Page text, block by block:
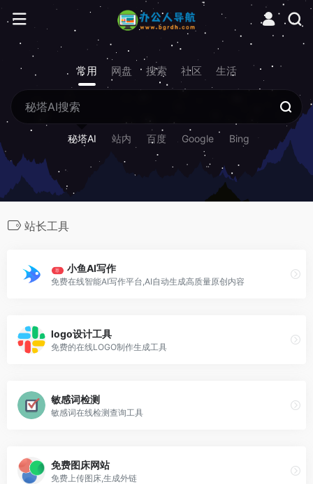
常用 网盘 搜索 社区 生活
秘塔AI 站内 百度 Google Bing
站长工具
荐 小鱼AI写作
免费在线智能AI写作平台,AI自动生成高质量原创内容
logo设计工具
免费的在线LOGO制作生成工具
敏感词检测
敏感词在线检测查询工具
免费图床网站
免费上传图床,生成外链